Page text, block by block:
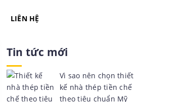
LIÊN HỆ
Tin tức mới
Vì sao nên chọn thiết
kế nhà thép tiền chế
theo tiêu chuẩn Mỹ